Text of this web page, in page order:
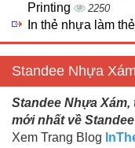
Printing
2250
In thẻ nhựa làm
Standee Nhựa
Standee Nhựa
mới nhất về
Xem Trang Blog